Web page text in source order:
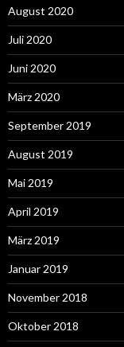
August 2020
Juli 2020
Juni 2020
März 2020
September 2019
August 2019
Mai 2019
April 2019
März 2019
Januar 2019
November 2018
Oktober 2018